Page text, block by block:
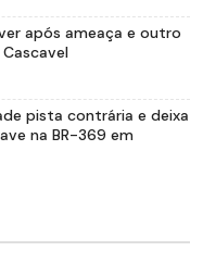
após ameaça e outro
pista contrária e deixa
na BR-369 em